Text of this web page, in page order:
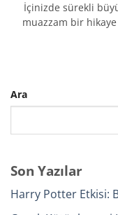
İçinizde sürekli
muazzam bir
Ara
Son Yazılar
Harry Potter Etkisi: